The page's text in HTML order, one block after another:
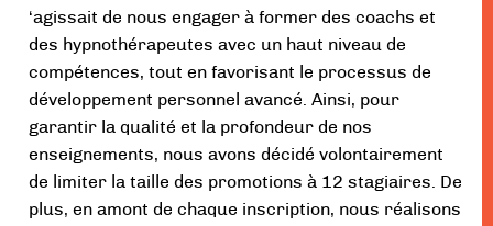
‘agissait de nous engager à former des coachs et
des hypnothérapeutes avec un haut niveau de
compétences, tout en favorisant le processus de
développement personnel avancé. Ainsi, pour
garantir la qualité et la profondeur de nos
enseignements, nous avons décidé volontairement
de limiter la taille des promotions à 12 stagiaires. De
plus, en amont de chaque inscription, nous réalisons